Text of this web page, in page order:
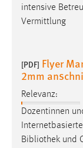
intensive
Vermittlung
[PDF] Flyer
2mm
Relevanz:
Dozentinnen
Bibliothek und